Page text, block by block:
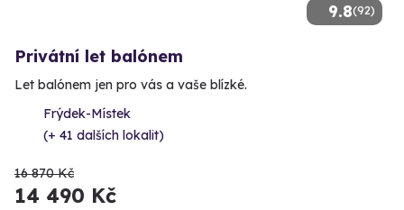
9.8(92)
Privátní let balónem
Let balónem jen pro vás a vaše blízké.
Frýdek-Místek
(+ 41 dalších lokalit)
16 870 Kč
14 490 Kč